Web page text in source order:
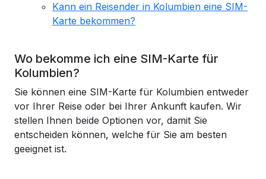
Kann ein Reisender in Kolumbien eine SIM-
Karte bekommen?
Wo bekomme ich eine SIM-Karte für
Kolumbien?
Sie können eine SIM-Karte für Kolumbien entweder
vor Ihrer Reise oder bei Ihrer Ankunft kaufen. Wir
stellen Ihnen beide Optionen vor, damit Sie
entscheiden können, welche für Sie am besten
geeignet ist.